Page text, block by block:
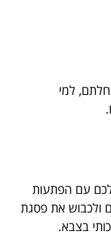
למי
עם הפתעות
ולכבוש את פסגת
בצבא.